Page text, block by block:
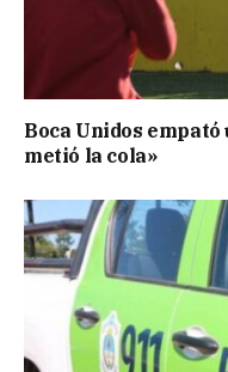
Boca Unidos
metió la cola»